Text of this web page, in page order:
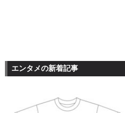
エンタメの新着記事